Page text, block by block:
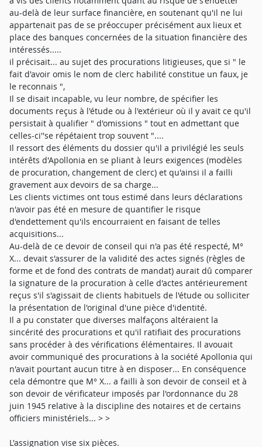
au-delà de leur surface financière, en soutenant qu'il ne lui
appartenait pas de se préoccuper précisément aux lieux et
place des banques concernées de la situation financière des
intéressés.....
il précisait... au sujet des procurations litigieuses, que si " le
fait d'avoir omis le nom de clerc habilité constitue un faux, je
le reconnais ",
Il se disait incapable, vu leur nombre, de spécifier les
documents reçus à l'étude ou à l'extérieur où il y avait ce qu'il
persistait à qualifier " d'omissions " tout en admettant que
celles-ci''se répétaient trop souvent "....
Il ressort des éléments du dossier qu'il a privilégié les seuls
intérêts d'Apollonia en se pliant à leurs exigences (modèles
de procuration, changement de clerc) et qu'ainsi il a failli
gravement aux devoirs de sa charge...
Les clients victimes ont tous estimé dans leurs déclarations
n'avoir pas été en mesure de quantifier le risque
d'endettement qu'ils encourraient en faisant de telles
acquisitions...
Au-delà de ce devoir de conseil qui n'a pas été respecté, M°
X... devait s'assurer de la validité des actes signés (règles de
forme et de fond des contrats de mandat) aurait dû comparer
la signature de la procuration à celle d'actes antérieurement
reçus s'il s'agissait de clients habituels de l'étude ou solliciter
la présentation de l'original d'une pièce d'identité.
Il a pu constater que diverses malfaçons altéraient la
sincérité des procurations et qu'il ratifiait des procurations
sans procéder à des vérifications élémentaires. Il avouait
avoir communiqué des procurations à la société Apollonia qui
n'avait pourtant aucun titre à en disposer... En conséquence
cela démontre que M° X... a failli à son devoir de conseil et à
son devoir de vérificateur imposés par l'ordonnance du 28
juin 1945 relative à la discipline des notaires et de certains
officiers ministériels... > >
L'assignation vise six pièces.